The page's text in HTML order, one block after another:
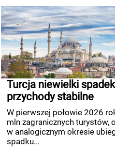
Turcja niewielki
przychody stabilne
W pierwszej połowie 2026
mln zagranicznych turystów,
w analogicznym okresie
spadku...